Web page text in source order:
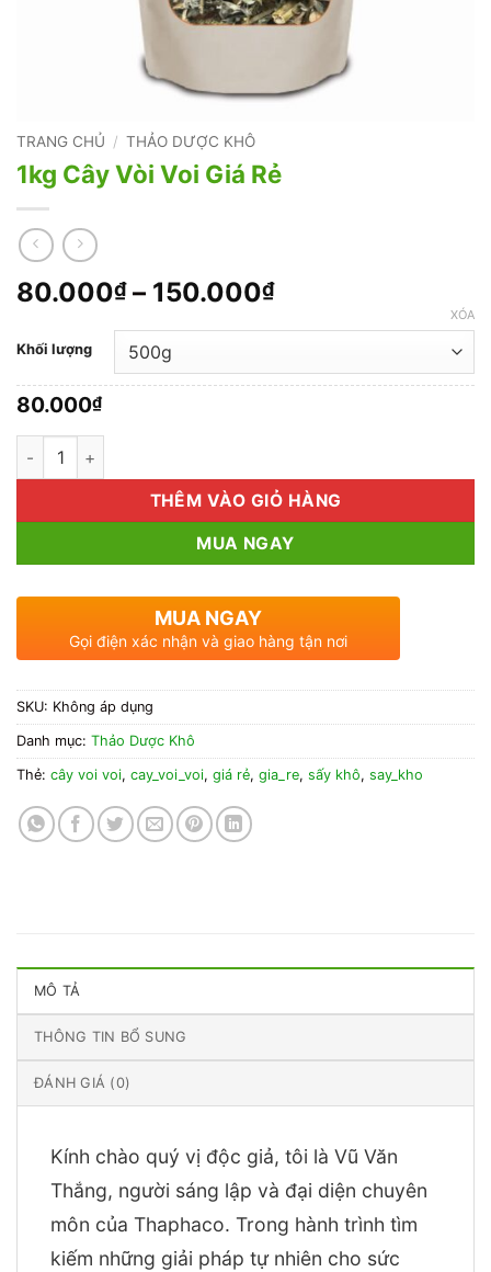
TRANG CHỦ / THẢO DƯỢC KHÔ
1kg Cây Vòi Voi Giá Rẻ
80.000₫ – 150.000₫Khoảng
80.000₫
đến
Khối lượng
XÓA
80.000₫
1kg Cây Vòi Voi Giá Rẻ số lượng
THÊM VÀO GIỎ HÀNG
MUA NGAY
MUA NGAY
Gọi điện xác nhận và giao hàng tận nơi
SKU: Không áp dụng
Danh mục: Thảo Dược Khô
Thẻ: cây voi voi, cay_voi_voi, giá rẻ, gia_re, sấy khô, say_kho
MÔ TẢ
THÔNG TIN BỔ SUNG
ĐÁNH GIÁ (0)
Kính chào quý vị độc giả, tôi là Vũ Văn
Thắng, người sáng lập và đại diện chuyên
môn của Thaphaco. Trong hành trình tìm
kiếm những giải pháp tự nhiên cho sức